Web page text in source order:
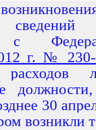
с
г. №
30
возникли